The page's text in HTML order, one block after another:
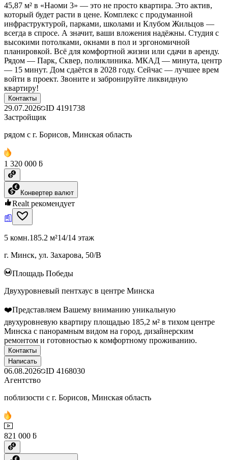
45,87 м² в «Наоми 3» — это не просто квартира. Это актив,
который будет расти в цене. Комплекс с продуманной
инфраструктурой, парками, школами и Клубом Жильцов —
всегда в спросе. А значит, ваши вложения надёжны. Студия с
высокими потолками, окнами в пол и эргономичной
планировкой. Всё для комфортной жизни или сдачи в аренду.
Рядом — Парк, Сквер, поликлиника. МКАД — минута, центр
— 15 минут. Дом сдаётся в 2028 году. Сейчас — лучшее врем
войти в проект. Звоните и забронируйте ликвидную
квартиру!
Контакты
29.07.2026 ID 4191738
Застройщик
рядом с г. Борисов, Минская область
1 320 000 ƃ
Конвертер валют
Realt рекомендует
5 комн.185.2 м²14/14 этаж
г. Минск, ул. Захарова, 50/В
Площадь Победы
Двухуровневый пентхаус в центре Минска
❤️Представляем Вашему вниманию уникальную
двухуровневую квартиру площадью 185,2 м² в тихом центре
Минска с панорамным видом на город, дизайнерским
ремонтом и готовностью к комфортному проживанию.
Контакты
Написать
06.08.2026 ID 4168030
Агентство
поблизости с г. Борисов, Минская область
821 000 ƃ